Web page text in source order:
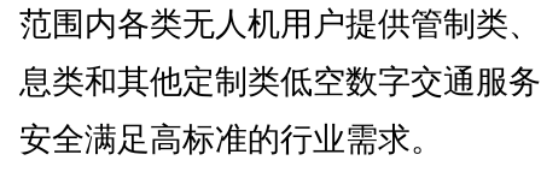
范围内各类无人机用户提供管制类
息类和其他定制类低空数字交通服
安全满足高标准的行业需求。